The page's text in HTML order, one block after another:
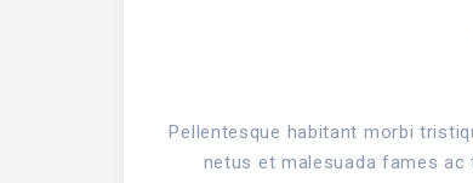
Pellentesque habitant morbi
netus et malesuada fames ac